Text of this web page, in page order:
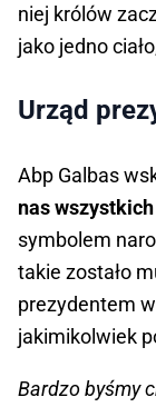
niej królów
jako jedno
Urząd
Abp Galbas
nas
symbolem
takie zostało
prezydentem
jakimikolwiek
Bardzo byśmy